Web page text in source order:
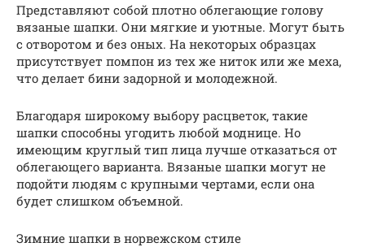
Представляют собой плотно облегающие голову
вязаные шапки. Они мягкие и уютные. Могут быть
с отворотом и без оных. На некоторых образцах
присутствует помпон из тех же ниток или же меха,
что делает бини задорной и молодежной.
Благодаря широкому выбору расцветок, такие
шапки способны угодить любой моднице. Но
имеющим круглый тип лица лучше отказаться от
облегающего варианта. Вязаные шапки могут не
подойти людям с крупными чертами, если она
будет слишком объемной.
Зимние шапки в норвежском стиле